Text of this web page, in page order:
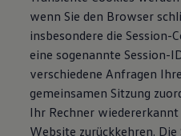
wenn Sie den Browser
insbesondere die Session-
eine sogenannte Session-
verschiedene Anfragen
gemeinsamen Sitzung
Ihr Rechner
Website zurückkehren.